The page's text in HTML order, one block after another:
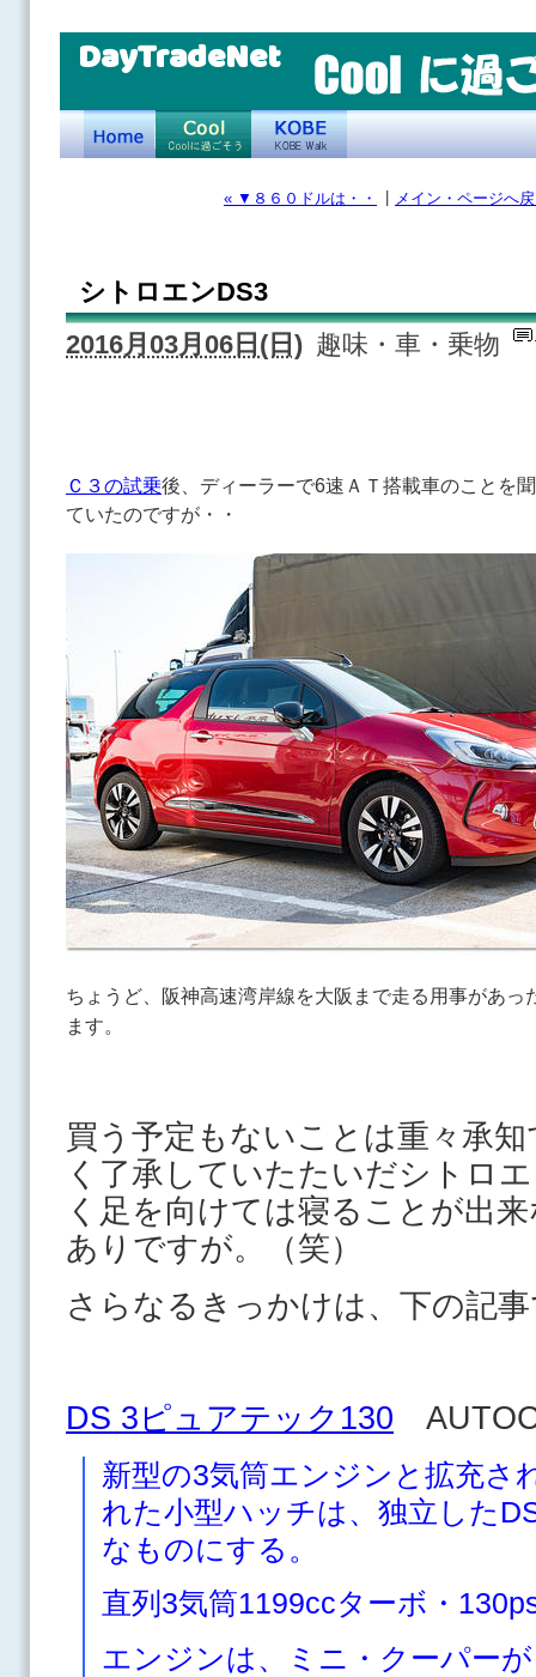
DayTradeNet
« ▼８６０ドルは・・ メイン・ページへ
シトロエンDS3
2016月03月06日(日) 趣味・車・乗物
Ｃ３の試乗後、ディーラーで6速ＡＴ搭載車のことを
ていたのですが・・
ちょうど、阪神高速湾岸線を大阪まで走る用事があ
ます。
買う予定もないことは重々承
く了承していたたいだシトロ
く足を向けては寝ることが出
ありですが。（笑）
さらなるきっかけは、下の記
DS 3ピュアテック130
新型の3気筒エンジンと拡充さ
れた小型ハッチは、独立した
なものにする。
直列3気筒1199ccターボ・
エンジンは、ミニ・クーパー